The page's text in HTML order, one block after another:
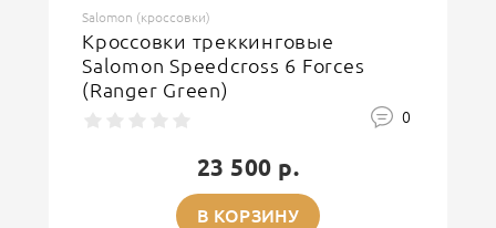
Salomon (кроссовки)
Кроссовки треккинговые
Salomon Speedcross 6 Forces
(Ranger Green)
0
23 500 р.
В КОРЗИНУ